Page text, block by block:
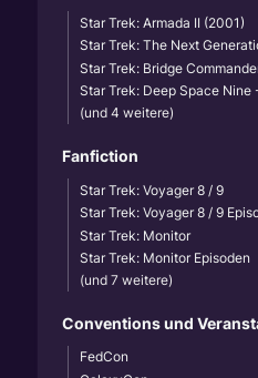
Star Trek: Armada II (2001)
Star Trek: The Next Generation - Birth of the
Star Trek: Bridge
Star Trek: Deep Space Nine -
(und 4 weitere)
Fanfiction
Star Trek: Voyager 8 / 9
Star Trek: Voyager 8 / 9
Star Trek: Monitor
Star Trek: Monitor Episoden
(und 7 weitere)
Conventions und
FedCon